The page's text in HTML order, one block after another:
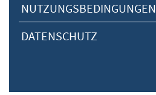
NUTZUNGSBEDINGUNGEN
DATENSCHUTZ